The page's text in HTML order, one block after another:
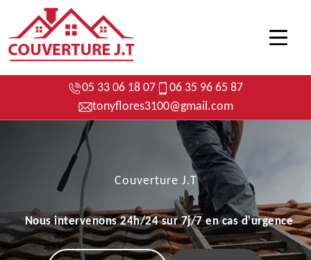
05 33 06 18 07
06 35 96 65 87
tonyflores3100@gmail.com
Couverture J.T
Nous intervenons 24h/24 sur 7j/7 en cas d'urgence